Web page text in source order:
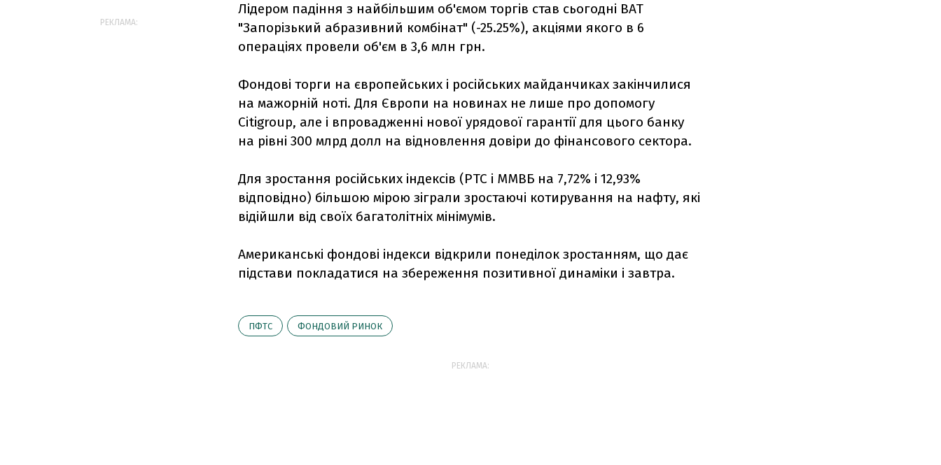
Лідером падіння з найбільшим об'ємом торгів став сьогодні ВАТ
"Запорізький абразивний комбінат" (-25.25%), акціями якого в 6
операціях провели об'єм в 3,6 млн грн.
Фондові торги на європейських і російських майданчиках закінчилися
на мажорній ноті. Для Європи на новинах не лише про допомогу
Citigroup, але і впровадженні нової урядової гарантії для цього банку
на рівні 300 млрд долл на відновлення довіри до фінансового сектора.
Для зростання російських індексів (РТС і ММВБ на 7,72% і 12,93%
відповідно) більшою мірою зіграли зростаючі котирування на нафту, які
відійшли від своїх багатолітніх мінімумів.
Американські фондові індекси відкрили понеділок зростанням, що дає
підстави покладатися на збереження позитивної динаміки і завтра.
ПФТС ФОНДОВИЙ РИНОК
РЕКЛАМА:
РЕКЛАМА: